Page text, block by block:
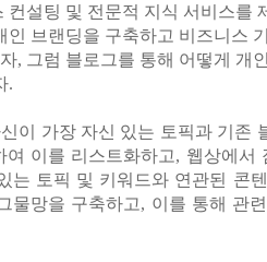
컨설팅 및 전문적 지식 서비스를
인 브랜딩을 구축하고 비즈니스
, 그럼 블로그를 통해 어떻게 개
.
이 가장 자신 있는 토픽과 기존
여 이를 리스트화하고, 웹상에서
는 토픽 및 키워드와 연관된 콘
물망을 구축하고, 이를 통해 관